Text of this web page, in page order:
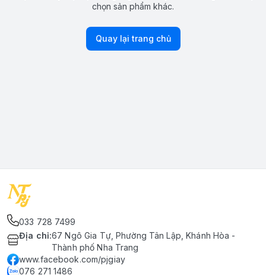
chọn sản phẩm khác.
Quay lại trang chủ
033 728 7499
Địa chỉ:67 Ngô Gia Tự, Phường Tân Lập, Khánh Hòa -
Thành phố Nha Trang
www.facebook.com/pjgiay
076 271 1486